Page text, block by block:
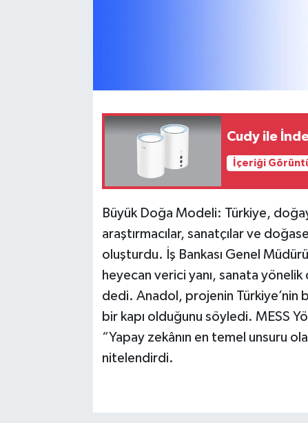
Cudy ile
İçeriği
Büyük Doğa Modeli: Türkiye,
araştırmacılar, sanatçılar ve
oluşturdu. İş Bankası Genel
heyecan verici yanı, sanata
dedi. Anadol, projenin Türkiye’nin
bir kapı olduğunu söyledi. MESS
“Yapay zekânın en temel unsuru
nitelendirdi.